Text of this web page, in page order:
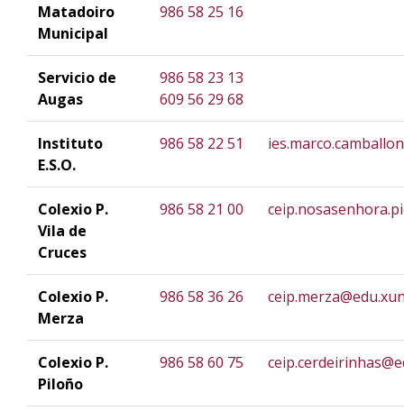
Matadoiro
Municipal
986 58 25 16
Servicio de
Augas
986 58 23 13
609 56 29 68
Instituto
E.S.O.
986 58 22 51
Colexio P.
Vila de
Cruces
986 58 21 00
Colexio P.
Merza
986 58 36 26
Colexio P.
Piloño
986 58 60 75